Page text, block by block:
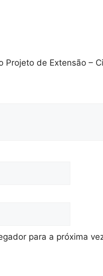
Projeto de Extensão –
para a próxima